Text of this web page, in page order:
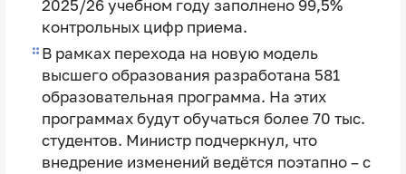
2025/26 учебном году заполнено 99,5%
контрольных цифр приема.
В рамках перехода на новую модель
высшего образования разработана 581
образовательная программа. На этих
программах будут обучаться более 70 тыс.
студентов. Министр подчеркнул, что
внедрение изменений ведётся поэтапно – с